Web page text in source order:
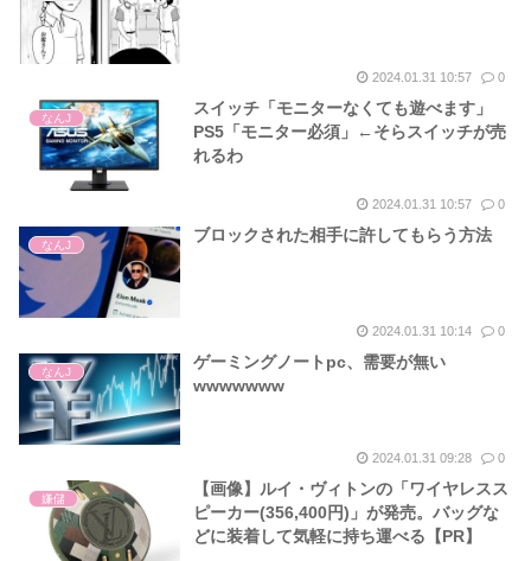
2024.01.31 10:57 0
なんJ
スイッチ「モニターなくても遊べます」
PS5「モニター必須」←そらスイッチが売
れるわ
2024.01.31 10:57 0
なんJ
ブロックされた相手に許してもらう方法
2024.01.31 10:14 0
なんJ
ゲーミングノートpc、需要が無い
wwwwwww
2024.01.31 09:28 0
嫌儲
【画像】ルイ・ヴィトンの「ワイヤレスス
ピーカー(356,400円)」が発売。バッグな
どに装着して気軽に持ち運べる【PR】